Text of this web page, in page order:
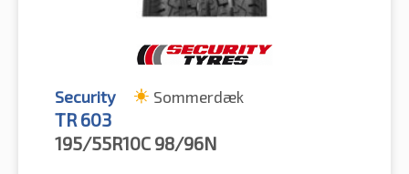
Security Sommerdæk
TR 603
195/55R10C 98/96N